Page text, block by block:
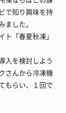
で知り興味を持
した。
「春夏秋凍」
入を検討しよう
さんから冷凍機
もらい、１回で